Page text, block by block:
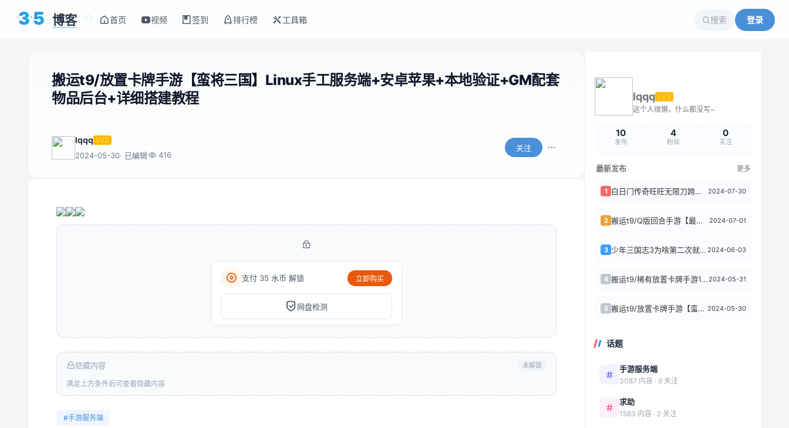
< />
35 博客 首页 视频 签到 排行榜 工具箱 搜索 登录
搬运t9/放置卡牌手游【蛮将三国】Linux手工服务端+安卓苹果+本地验证+GM配套
物品后台+详细搭建教程
lqqq LV2
2024-05-30· 已编辑 416
关注
支付 35 水币 解锁 立即购买
网盘检测
隐藏内容 未解锁
满足上方条件后可查看隐藏内容
#手游服务端
lqqq LV2
这个人很懒，什么都没写~
10
发布
4
粉丝
0
关注
最新发布 更多
1 白日门传奇旺旺无限刀跨服怎么进 2024-07-30
2 搬运t9/Q版回合手游【最强魔力宝贝完整版】Win系服务端+安卓苹果双端+多区+... 2024-07-01
3 少年三国志3为啥第二次就进不去了 2024-06-03
4 搬运t9/稀有放置卡牌手游18+【动漫大乱斗之腥空幻想】Linux手工服务端+双... 2024-05-31
5 搬运t9/放置卡牌手游【蛮将三国】Linux手工服务端+安卓苹果+本地验证+GM... 2024-05-30
话题
手游服务端
3087 内容 · 9 关注
求助
1583 内容 · 2 关注